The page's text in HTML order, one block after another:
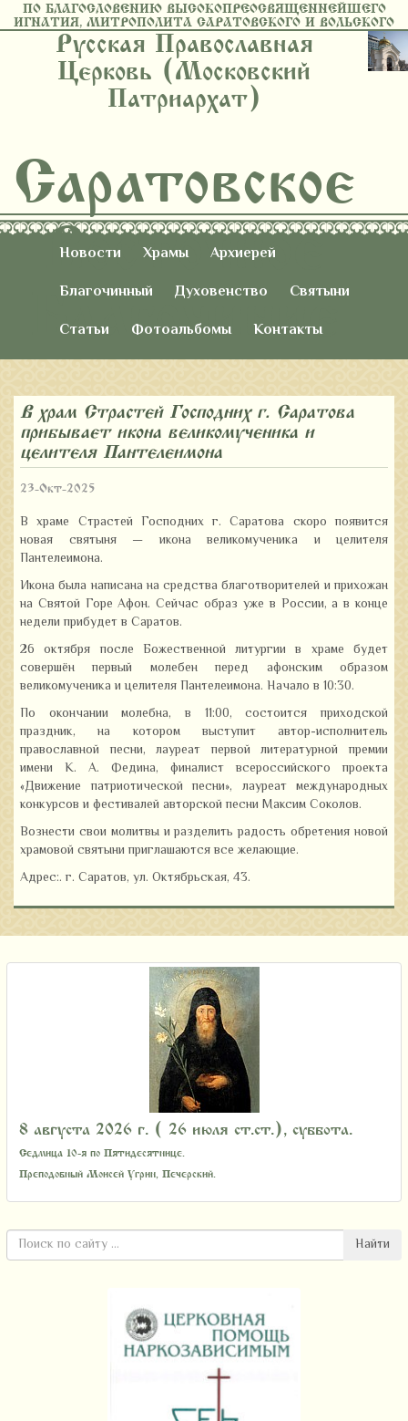
ПО БЛАГОСЛОВЕНИЮ ВЫСОКОПРЕОСВЯЩЕННЕЙШЕГО
ИГНАТИЯ, МИТРОПОЛИТА САРАТОВСКОГО И ВОЛЬСКОГО
Русская Православная
Церковь (Московский
Патриархат)
Саратовское
Восточное
Благочиние
Новости Храмы
Архиерей
Благочинный
Духовенство
Святыни
Статьи
Фотоальбомы Контакты
В храм Страстей Господних г. Саратова
прибывает икона великомученика и
целителя Пантелеимона
23-Окт-2025
В храме Страстей Господних г. Саратова скоро появится
новая святыня — икона великомученика и целителя
Пантелеимона.
Икона была написана на средства благотворителей и прихожан
на Святой Горе Афон. Сейчас образ уже в России, а в конце
недели прибудет в Саратов.
26 октября после Божественной литургии в храме будет
совершён первый молебен перед афонским образом
великомученика и целителя Пантелеимона. Начало в 10:30.
По окончании молебна, в 11:00, состоится приходской
праздник, на котором выступит автор-исполнитель
православной песни, лауреат первой литературной премии
имени К. А. Федина, финалист всероссийского проекта
«Движение патриотической песни», лауреат международных
конкурсов и фестивалей авторской песни Максим Соколов.
Вознести свои молитвы и разделить радость обретения новой
храмовой святыни приглашаются все желающие.
Адрес:. г. Саратов, ул. Октябрьская, 43.
8 августа 2026 г. ( 26 июля ст.ст.), суббота.
Седмица 10-я по Пятидесятнице.
Преподобный Моисей Угрин, Печерский.
Найти